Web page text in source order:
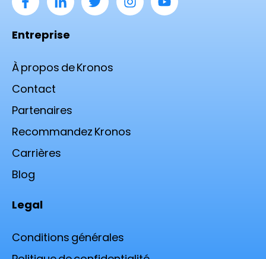
Entreprise
À propos de Kronos
Contact
Partenaires
Recommandez Kronos
Carrières
Blog
Legal
Conditions générales